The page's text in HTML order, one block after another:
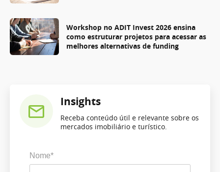
Workshop no ADIT Invest 2026 ensina
como estruturar projetos para acessar as
melhores alternativas de funding
Insights
Receba conteúdo útil e relevante sobre os
mercados imobiliário e turístico.
Nome*